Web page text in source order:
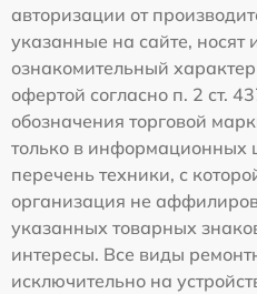
авторизации от
указанные на сайте, носят
ознакомительный
офертой согласно п. 2 ст.
обозначения торговой
только в информационных
перечень техники, с
организация не
указанных товарных
интересы. Все виды
исключительно на